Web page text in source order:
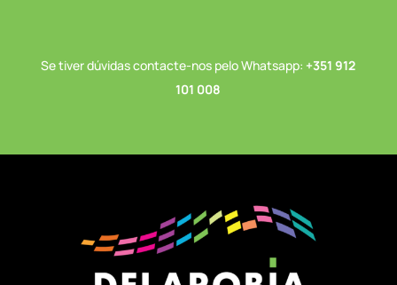
Se tiver dúvidas contacte-nos pelo Whatsapp: +351 912
101 008